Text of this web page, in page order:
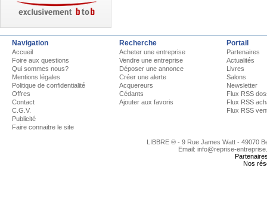
Navigation
Accueil
Foire aux questions
Qui sommes nous?
Mentions légales
Politique de confidentialité
Offres
Contact
C.G.V.
Publicité
Faire connaitre le site
Recherche
Acheter une entreprise
Vendre une entreprise
Déposer une annonce
Créer une alerte
Acquereurs
Cédants
Ajouter aux favoris
Portail
Partenaires
Actualités
Livres
Salons
Newsletter
Flux RSS
Flux RSS
Flux RSS
LIBBRE ® - 9 Rue James Watt - 49070
Email: info@reprise-
Nos